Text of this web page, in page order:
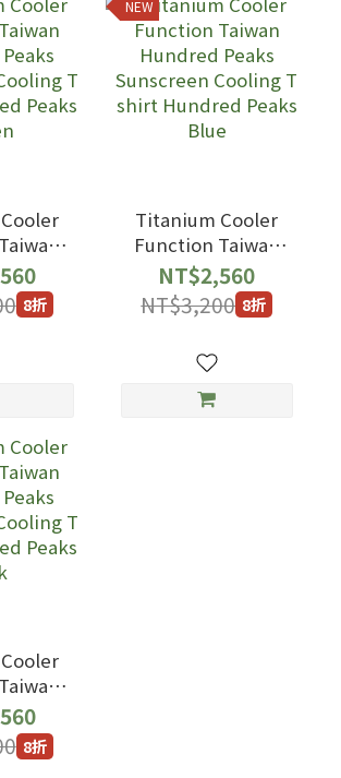
8折
NEW
Titanium Cooler
Function Taiwan
Hundred Peaks
Sunscreen Cooling
T shirt Hundred
NT$2,560
NT$3,200 8折
8折